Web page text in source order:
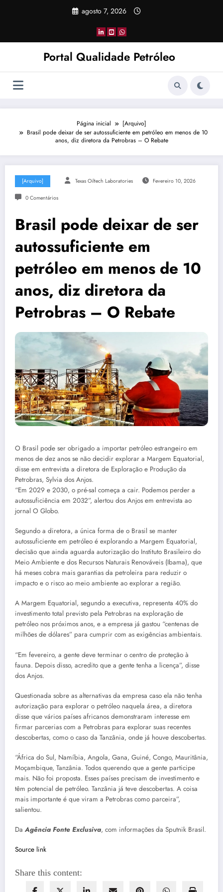
agosto 7, 2026
Portal Qualidade Petróleo
Página inicial
[Arquivo]
Brasil pode deixar de ser autossuficiente em petróleo em menos de 10
anos, diz diretora da Petrobras – O Rebate
[Arquivo] Texas Oiltech Laboratories Fevereiro 10, 2026
0 Comentários
Brasil pode deixar de ser
autossuficiente em
petróleo em menos de 10
anos, diz diretora da
Petrobras – O Rebate
O Brasil pode ser obrigado a importar petróleo estrangeiro em
menos de dez anos se não decidir explorar a Margem Equatorial,
disse em entrevista a diretora de Exploração e Produção da
Petrobras, Sylvia dos Anjos.
“Em 2029 e 2030, o pré-sal começa a cair. Podemos perder a
autossuficiência em 2032”, alertou dos Anjos em entrevista ao
jornal O Globo.
Segundo a diretora, a única forma de o Brasil se manter
autossuficiente em petróleo é explorando a Margem Equatorial,
decisão que ainda aguarda autorização do Instituto Brasileiro do
Meio Ambiente e dos Recursos Naturais Renováveis (Ibama), que
há meses cobra mais garantias da petroleira para reduzir o
impacto e o risco ao meio ambiente ao explorar a região.
A Margem Equatorial, segundo a executiva, representa 40% do
investimento total previsto pela Petrobras na exploração de
petróleo nos próximos anos, e a empresa já gastou “centenas de
milhões de dólares” para cumprir com as exigências ambientais.
“Em fevereiro, a gente deve terminar o centro de proteção à
fauna. Depois disso, acredito que a gente tenha a licença”, disse
dos Anjos.
Questionada sobre as alternativas da empresa caso ela não tenha
autorização para explorar o petróleo naquela área, a diretora
disse que vários países africanos demonstraram interesse em
firmar parcerias com a Petrobras para explorar suas recentes
descobertas, como o caso da Tanzânia, onde já houve descobertas.
“África do Sul, Namíbia, Angola, Gana, Guiné, Congo, Mauritânia,
Moçambique, Tanzânia. Todos querendo que a gente participe
mais. Não foi proposta. Esses países precisam de investimento e
têm potencial de petróleo. Tanzânia já teve descobertas. A coisa
mais importante é que viram a Petrobras como parceira”,
salientou.
Da Agência Fonte Exclusiva, com informações da Sputnik Brasil.
Source link
Share this content: